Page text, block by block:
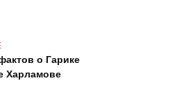
о Гарике
Харламове